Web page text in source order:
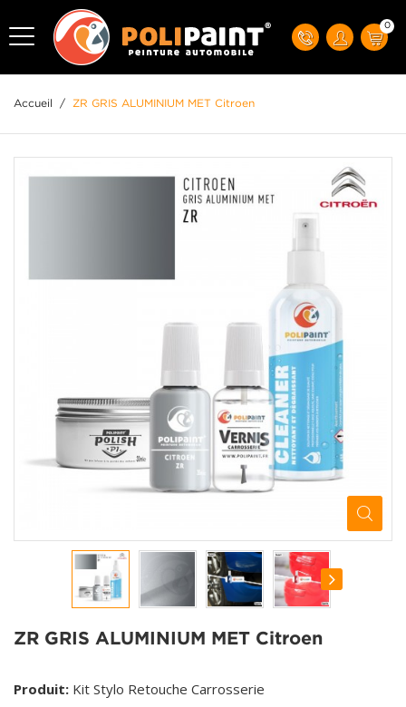
0
Accueil / ZR GRIS ALUMINIUM MET Citroen
ZR GRIS ALUMINIUM MET Citroen
Produit: Kit Stylo Retouche Carrosserie